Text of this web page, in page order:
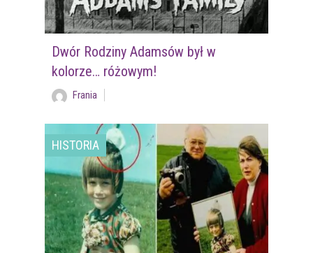
Dwór Rodziny Adamsów był w
kolorze… różowym!
Frania
HISTORIA